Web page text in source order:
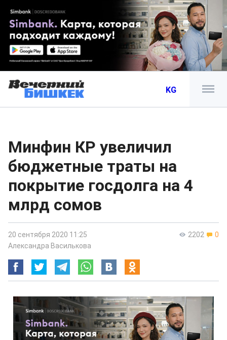
KG
Минфин КР увеличил
бюджетные траты на
покрытие госдолга на 4
млрд сомов
2202 0
20 сентября 2020 11:25
Александра Василькова